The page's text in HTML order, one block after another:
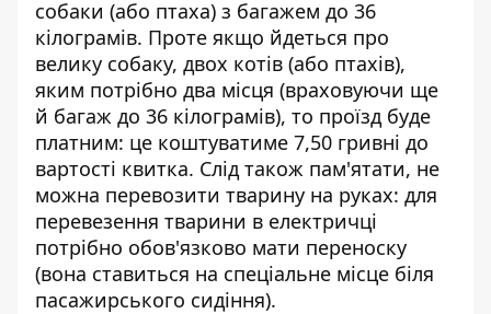
собаки (або птаха) з багажем до 36
кілограмів. Проте якщо йдеться про
велику собаку, двох котів (або птахів),
яким потрібно два місця (враховуючи ще
й багаж до 36 кілограмів), то проїзд буде
платним: це коштуватиме 7,50 гривні до
вартості квитка. Слід також пам'ятати, не
можна перевозити тварину на руках: для
перевезення тварини в електричці
потрібно обов'язково мати переноску
(вона ставиться на спеціальне місце біля
пасажирського сидіння).